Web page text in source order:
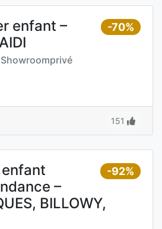
-70%
enfant –
Showroomprivé
151
-92%
–
BILLOWY,